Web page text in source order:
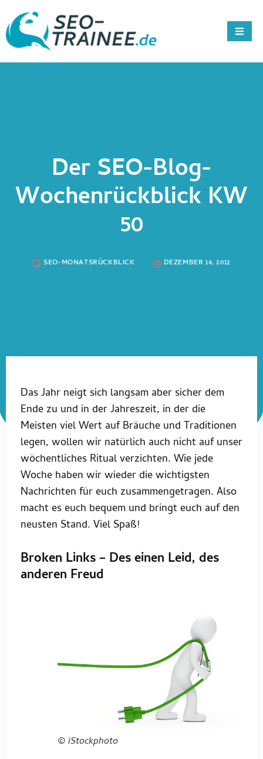
Der SEO-Blog-
Wochenrückblick KW
50
SEO-MONATSRÜCKBLICK DEZEMBER 14, 2012
Das Jahr neigt sich langsam aber sicher dem
Ende zu und in der Jahreszeit, in der die
Meisten viel Wert auf Bräuche und Traditionen
legen, wollen wir natürlich auch nicht auf unser
wöchentliches Ritual verzichten. Wie jede
Woche haben wir wieder die wichtigsten
Nachrichten für euch zusammengetragen. Also
macht es euch bequem und bringt euch auf den
neusten Stand. Viel Spaß!
Broken Links – Des einen Leid, des
anderen Freud
© iStockphoto